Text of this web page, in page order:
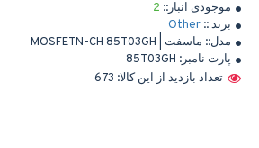
موجودی انبار:: 2
برند :: Other
مدل:: ماسفت | MOSFETN-CH 85T03GH
پارت نامبر: 85T03GH
تعداد بازدید از این کالا: 673